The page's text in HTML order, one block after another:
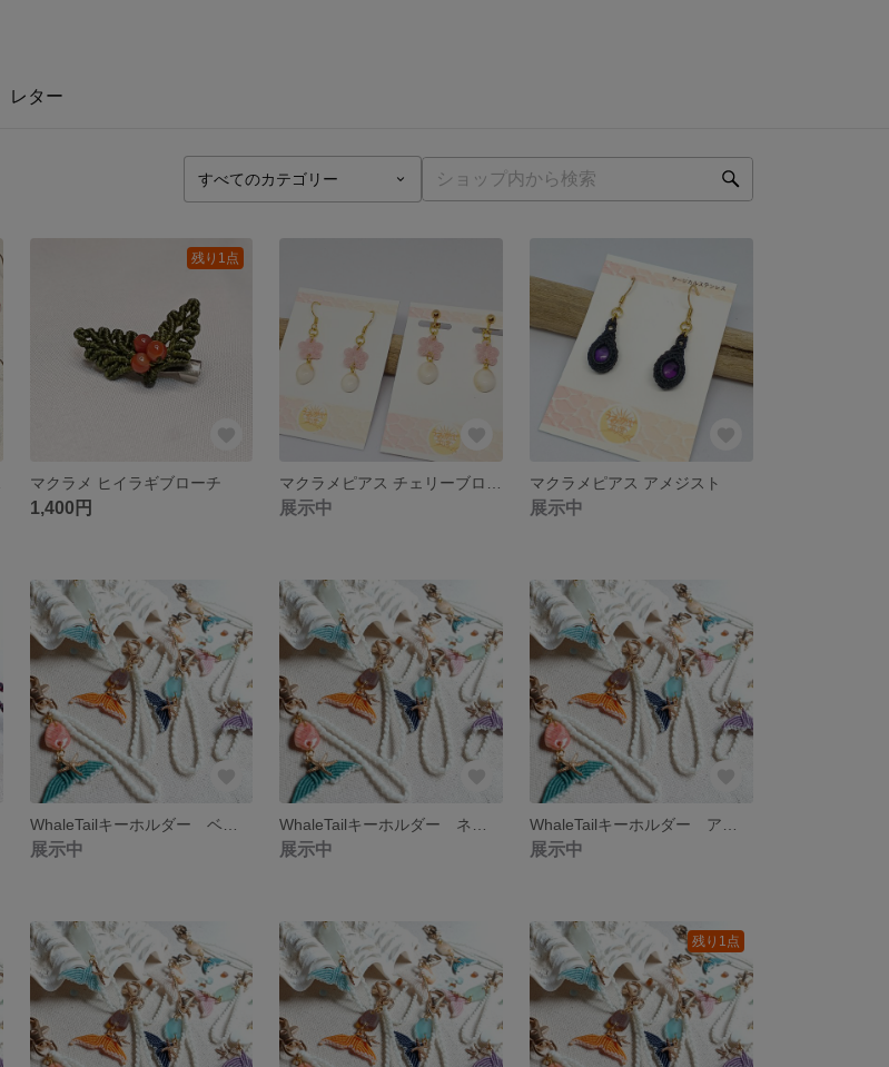
レター
残り1点
マクラメ ヒイラギブローチ
1,400円 展示中
マクラメピアス アメジスト
展示中
展示中 展示中 展示中
残り1点